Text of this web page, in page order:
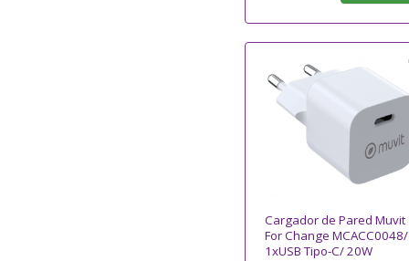
Cargador de Pared Muvit
For Change MCACC0048/
1xUSB Tipo-C/ 20W